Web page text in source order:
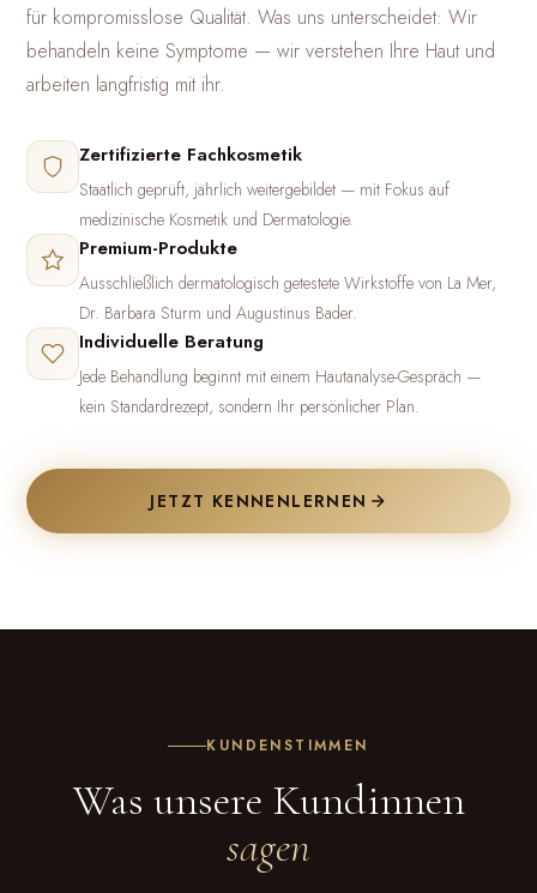
für kompromisslose Qualität. Was uns unterscheidet: Wir
behandeln keine Symptome — wir verstehen Ihre Haut und
arbeiten langfristig mit ihr.
Zertifizierte Fachkosmetik
Staatlich geprüft, jährlich weitergebildet — mit Fokus auf
medizinische Kosmetik und Dermatologie.
Premium-Produkte
Ausschließlich dermatologisch getestete Wirkstoffe von La Mer,
Dr. Barbara Sturm und Augustinus Bader.
Individuelle Beratung
Jede Behandlung beginnt mit einem Hautanalyse-Gespräch —
kein Standardrezept, sondern Ihr persönlicher Plan.
JETZT KENNENLERNEN
KUNDENSTIMMEN
Was unsere Kundinnen
sagen